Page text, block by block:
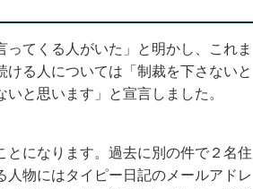
てくる人がいた」と明かし、これま
る人については「制裁を下さないと
と思います」と宣言しました。
になります。過去に別の件で２名住
物にはタイピー日記のメールアドレ